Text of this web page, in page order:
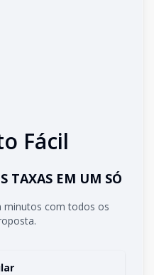
Fácil
TAXAS EM UM SÓ
minutos com todos os